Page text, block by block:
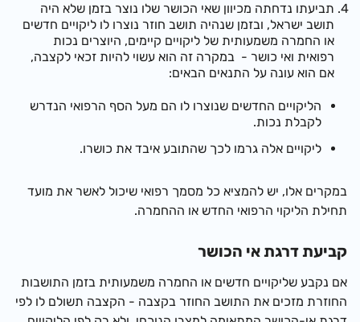
תביעתו נדחתה מכיוון שאי הכושר שלו נוצר בזמן שלא היה
תושב ישראל, ובזמן שנהיה תושב חוזר נוצרו לו ליקויים חדשים
או החמרה משמעותית של ליקויים קיימים, היוצרים נכות
רפואית ואי כושר - במקרה זה הוא עשוי להיות זכאי לקצבה,
אם הוא עונה על התנאים הבאים:
הליקויים החדשים שנוצרו לו הם מעל הסף הרפואי הנדרש
לקבלת נכות.
ל
יקויים אלה גרמו לכך שהתובע איבד את כושרו.
במקרים אלו, יש להמציא כל מסמך רפואי שיכול לאשר את מועד
תחילת הליקוי הרפואי החדש או ההחמרה.
קביעת דרגת אי הכושר
אם נקבע שליקויים חדשים או החמרה משמעותית בזמן התושבות
החוזרת מזכים את התושב החוזר בקצבה - הקצבה תשולם לולפי